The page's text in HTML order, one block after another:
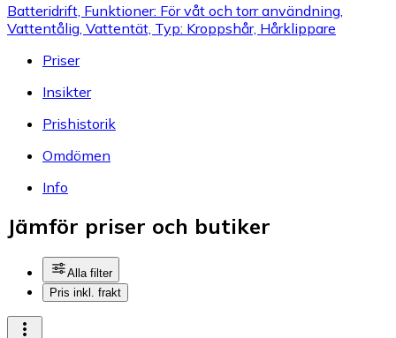
Batteridrift, Funktioner: För våt och torr användning,
Vattentålig, Vattentät, Typ: Kroppshår, Hårklippare
Priser
Insikter
Prishistorik
Omdömen
Info
Jämför priser och butiker
Alla filter
Pris inkl. frakt